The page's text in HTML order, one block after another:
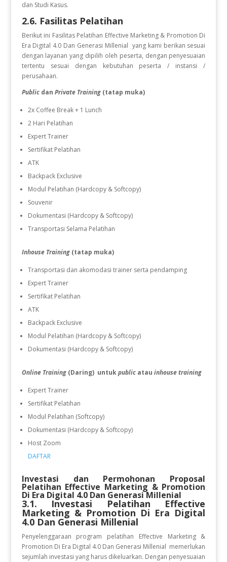
dan Studi Kasus.
2.6. Fasilitas Pelatihan
Berikut ini Fasilitas Pelatihan Effective Marketing & Promotion Di
Era Digital 4.0 Dan Generasi Millenial yang kami berikan sesuai
dengan layanan yang dipilih oleh peserta, dengan penyesuaian
tertentu sesuai dengan kebutuhan peserta / instansi /
perusahaan.
Publicdan Private Training (tatap muka)
2x Coffee Break + 1 Lunch
2 Hari Pelatihan
Expert Trainer
Sertifikat Pelatihan
ATK
Backpack Exclusive
Modul Pelatihan (Hardcopy & Softcopy)
Souvenir
Dokumentasi (Hardcopy & Softcopy)
Transportasi Selama Pelatihan
Inhouse Training (tatap muka)
Transportasi dan akomodasi trainer serta pendamping
Expert Trainer
Sertifikat Pelatihan
ATK
Backpack Exclusive
Modul Pelatihan (Hardcopy & Softcopy)
Dokumentasi (Hardcopy & Softcopy)
Online Training (Daring) untukpublic atau inhouse training
Expert Trainer
Sertifikat Pelatihan
Modul Pelatihan (Softcopy)
Dokumentasi (Hardcopy & Softcopy)
Host Zoom
DAFTAR
Investasi dan Permohonan Proposal
Pelatihan Effective Marketing & Promotion
Di Era Digital 4.0 Dan Generasi Millenial
3.1. Investasi Pelatihan Effective
Marketing & Promotion Di Era Digital
4.0 Dan Generasi Millenial
Penyelenggaraan program pelatihan Effective Marketing &
Promotion Di Era Digital 4.0 Dan Generasi Millenial memerlukan
sejumlah investasi yang harus dikeluarkan. Dengan penyesuaian